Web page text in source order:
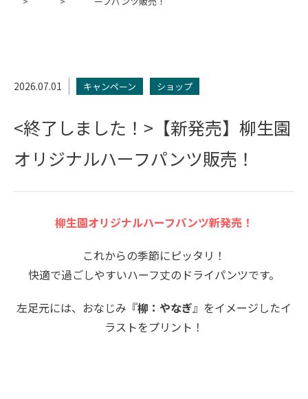
2026.07.01 キャンペーン ショップ
<終了しました！>【新発売】柳生園
オリジナルハーフパンツ販売！
柳生園オリジナルハーフパンツ新発売！
これからの季節にピッタリ！
快適で過ごしやすいハーフ丈のドライパンツです。
左足元には、おなじみ『柳：やなぎ』をイメージしたイ
ラストをプリント！